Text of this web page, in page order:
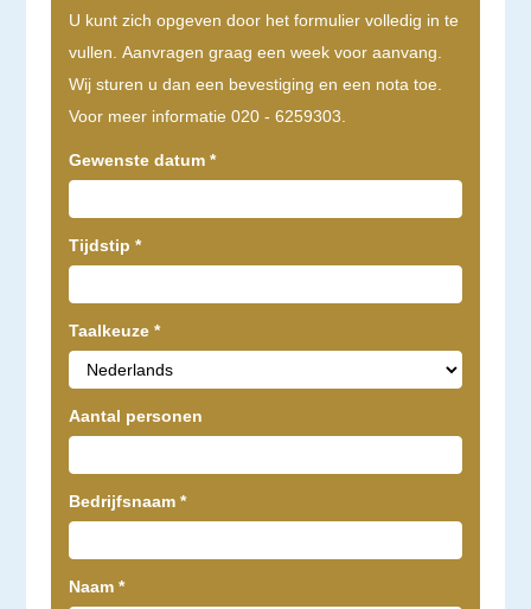
U kunt zich opgeven door het formulier volledig in te
vullen. Aanvragen graag een week voor aanvang.
Wij sturen u dan een bevestiging en een nota toe.
Voor meer informatie 020 - 6259303.
Gewenste datum *
Tijdstip *
Taalkeuze *
Aantal personen
Bedrijfsnaam *
Naam *